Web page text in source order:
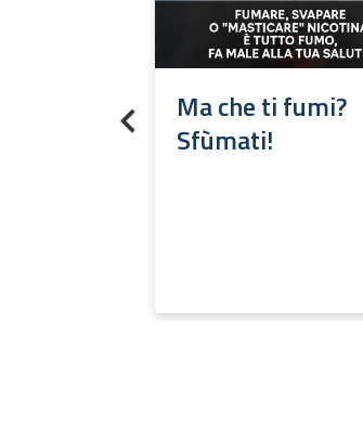
Previous
Ma che ti fumi?
Sfùmati!